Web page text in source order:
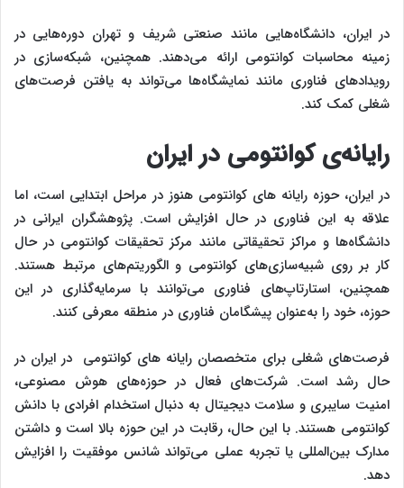
در ایران، دانشگاه‌هایی مانند صنعتی شریف و تهران دوره‌هایی در
زمینه محاسبات کوانتومی ارائه می‌دهند. همچنین، شبکه‌سازی در
رویدادهای فناوری مانند نمایشگاه‌ها می‌تواند به یافتن فرصت‌های
شغلی کمک کند.
رایانه‌ی کوانتومی در ایران
در ایران، حوزه رایانه ‌های کوانتومی هنوز در مراحل ابتدایی است، اما
علاقه به این فناوری در حال افزایش است. پژوهشگران ایرانی در
دانشگاه‌ها و مراکز تحقیقاتی مانند مرکز تحقیقات کوانتومی در حال
کار بر روی شبیه‌سازی‌های کوانتومی و الگوریتم‌های مرتبط هستند.
همچنین، استارتاپ‌های فناوری می‌توانند با سرمایه‌گذاری در این
حوزه، خود را به‌عنوان پیشگامان فناوری در منطقه معرفی کنند.
فرصت‌های شغلی برای متخصصان رایانه ‌های کوانتومی در ایران در
حال رشد است. شرکت‌های فعال در حوزه‌های هوش مصنوعی،
امنیت سایبری و سلامت دیجیتال به دنبال استخدام افرادی با دانش
کوانتومی هستند. با این حال، رقابت در این حوزه بالا است و داشتن
مدارک بین‌المللی یا تجربه عملی می‌تواند شانس موفقیت را افزایش
دهد.